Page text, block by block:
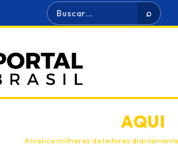
Buscar ⌕
ANUNCIEAQUI
Alcance milhares de leitores diariamente